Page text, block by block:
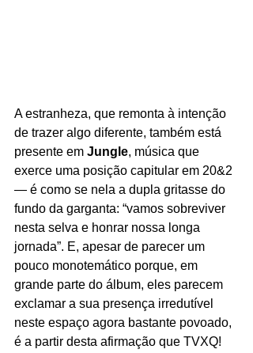
A estranheza, que remonta à intenção
de trazer algo diferente, também está
presente em Jungle, música que
exerce uma posição capitular em 20&2
— é como se nela a dupla gritasse do
fundo da garganta: “vamos sobreviver
nesta selva e honrar nossa longa
jornada”. E, apesar de parecer um
pouco monotemático porque, em
grande parte do álbum, eles parecem
exclamar a sua presença irredutível
neste espaço agora bastante povoado,
é a partir desta afirmação que TVXQ!